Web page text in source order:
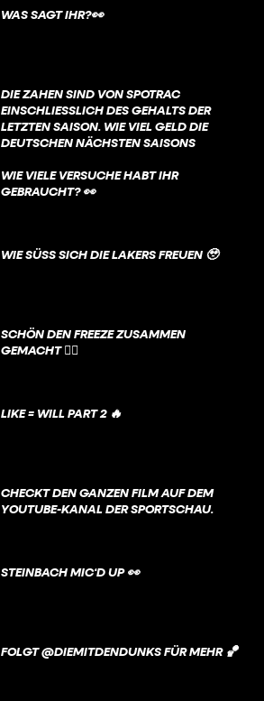
WAS SAGT IHR?👀
DIE ZAHEN SIND VON SPOTRAC
EINSCHLIESSLICH DES GEHALTS DER L
ETZTEN SAISON. WIE VIEL GELD DIE D
EUTSCHEN NÄCHSTEN SAISONS V
INBERECHNET. PART 1 GIBT’S AUF U
NSEREM KANAL 🤝
WIE VIELE VERSUCHE HABT IHR
GEBRAUCHT? 👀
WIE SÜSS SICH DIE LAKERS FREUEN 🥹
SCHÖN DEN FREEZE ZUSAMMEN
GEMACHT 😮‍💨
LIKE = WILL PART 2 🔥
CHECKT DEN GANZEN FILM AUF DEM
YOUTUBE-KANAL DER SPORTSCHAU.
STEINBACH MIC‘D UP 👀
FOLGT @DIEMITDENDUNKS FÜR MEHR 🏀